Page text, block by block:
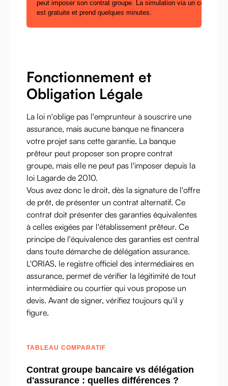
peut imposer son contrat groupe. La simulation via un
est gratuite et prend quelques minutes.
Fonctionnement et
Obligation Légale
La loi n'oblige pas l'emprunteur à souscrire une
assurance, mais aucune banque ne financera
votre projet sans cette garantie. La banque
prêteur peut proposer son propre contrat
groupe, mais elle ne peut pas l'imposer depuis la
loi Lagarde de 2010.
Vous avez donc le droit, dès la signature de l'offre
de prêt, de présenter un contrat alternatif. Ce
contrat doit présenter des garanties équivalentes
à celles exigées par l'établissement prêteur. Ce
principe de l'équivalence des garanties est central
dans toute démarche de délégation assurance.
L'ORIAS, le registre officiel des intermédiaires en
assurance, permet de vérifier la légitimité de tout
intermédiaire ou courtier qui vous propose un
devis. Avant de signer, vérifiez toujours qu'il y
figure.
TABLEAU COMPARATIF
Contrat groupe bancaire vs délégation
d'assurance : quelles différences ?